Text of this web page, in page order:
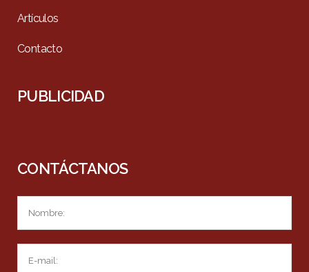
Artículos
Contacto
PUBLICIDAD
CONTÁCTANOS